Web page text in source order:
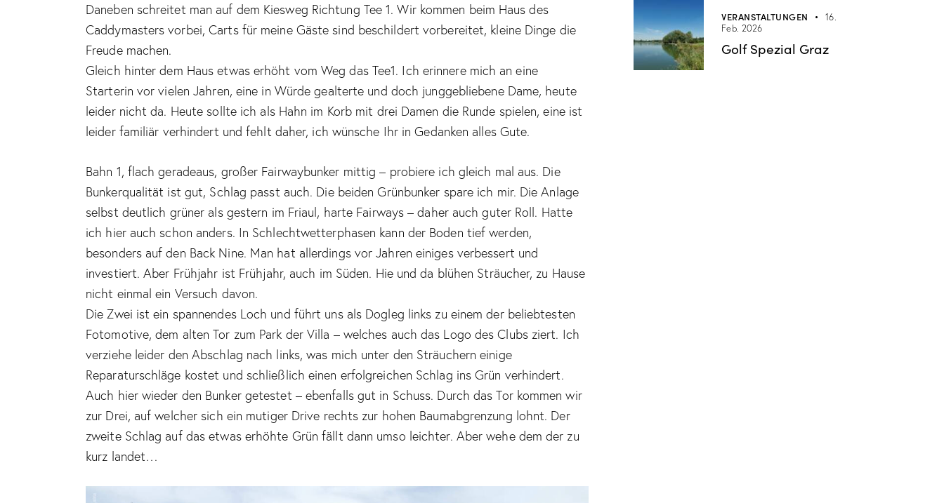
Daneben schreitet man auf dem Kiesweg Richtung Tee 1. Wir kommen beim Haus des
Caddymasters vorbei, Carts für meine Gäste sind beschildert vorbereitet, kleine Dinge die
Freude machen.
Gleich hinter dem Haus etwas erhöht vom Weg das Tee1. Ich erinnere mich an eine
Starterin vor vielen Jahren, eine in Würde gealterte und doch junggebliebene Dame, heute
leider nicht da. Heute sollte ich als Hahn im Korb mit drei Damen die Runde spielen, eine ist
leider familiär verhindert und fehlt daher, ich wünsche Ihr in Gedanken alles Gute.
Bahn 1, flach geradeaus, großer Fairwaybunker mittig – probiere ich gleich mal aus. Die
Bunkerqualität ist gut, Schlag passt auch. Die beiden Grünbunker spare ich mir. Die Anlage
selbst deutlich grüner als gestern im Friaul, harte Fairways – daher auch guter Roll. Hatte
ich hier auch schon anders. In Schlechtwetterphasen kann der Boden tief werden,
besonders auf den Back Nine. Man hat allerdings vor Jahren einiges verbessert und
investiert. Aber Frühjahr ist Frühjahr, auch im Süden. Hie und da blühen Sträucher, zu Hause
nicht einmal ein Versuch davon.
Die Zwei ist ein spannendes Loch und führt uns als Dogleg links zu einem der beliebtesten
Fotomotive, dem alten Tor zum Park der Villa – welches auch das Logo des Clubs ziert. Ich
verziehe leider den Abschlag nach links, was mich unter den Sträuchern einige
Reparaturschläge kostet und schließlich einen erfolgreichen Schlag ins Grün verhindert.
Auch hier wieder den Bunker getestet – ebenfalls gut in Schuss. Durch das Tor kommen wir
zur Drei, auf welcher sich ein mutiger Drive rechts zur hohen Baumabgrenzung lohnt. Der
zweite Schlag auf das etwas erhöhte Grün fällt dann umso leichter. Aber wehe dem der zu
kurz landet…
VERANSTALTUNGEN
16.
Feb. 2026
Golf Spezial Graz